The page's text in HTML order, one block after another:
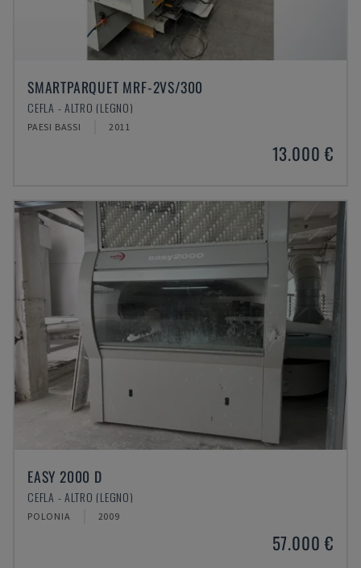
SMARTPARQUET MRF-2VS/300
CEFLA - ALTRO (LEGNO)
PAESI BASSI 2011
13.000 €
EASY 2000 D
CEFLA - ALTRO (LEGNO)
POLONIA 2009
57.000 €